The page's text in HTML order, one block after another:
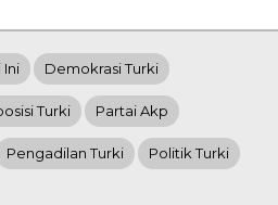
Ini Demokrasi Turki
Turki Partai Akp
Pengadilan Turki Politik Turki